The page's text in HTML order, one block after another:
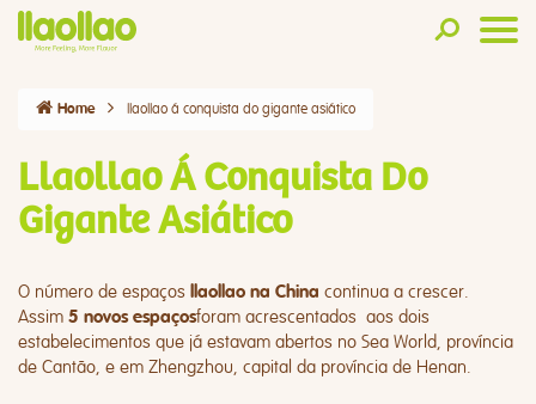
Home llaollao á conquista do gigante asiático
Llaollao Á Conquista Do
Gigante Asiático
O número de espaços llaollao na China continua a crescer.
Assim 5 novos espaçosforam acrescentados aos dois
estabelecimentos que já estavam abertos no Sea World, província
de Cantão, e em Zhengzhou, capital da província de Henan.